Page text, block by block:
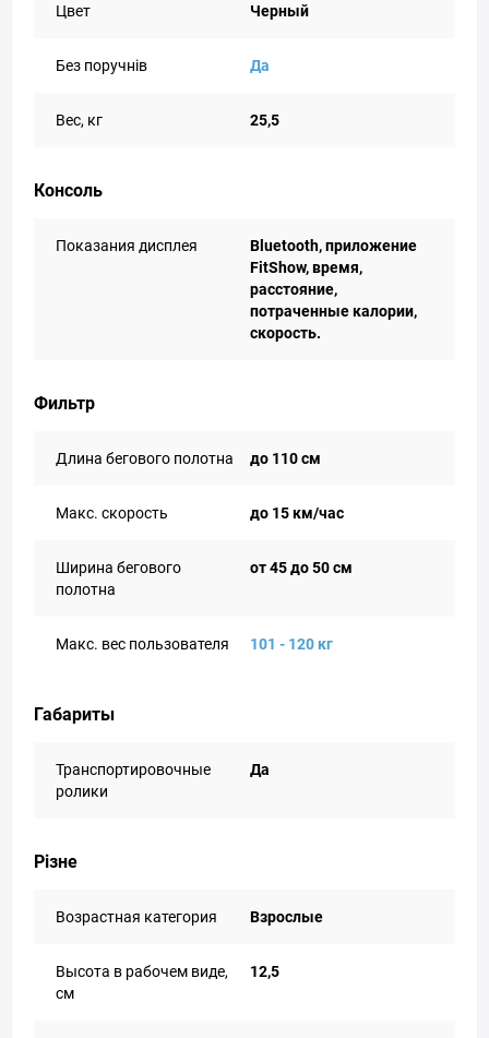
Цвет Черный
Без поручнів Да
Вес, кг 25,5
Консоль
Показания дисплея
Bluetooth, приложение
FitShow, время,
расстояние,
потраченные калории,
скорость.
Фильтр
Длина бегового полотна до 110 см
Макс. скорость до 15 км/час
Ширина бегового
полотна
от 45 до 50 см
Макс. вес пользователя 101 - 120 кг
Габариты
Транспортировочные
ролики
Да
Різне
Возрастная категория Взрослые
Высота в рабочем виде,
см
12,5